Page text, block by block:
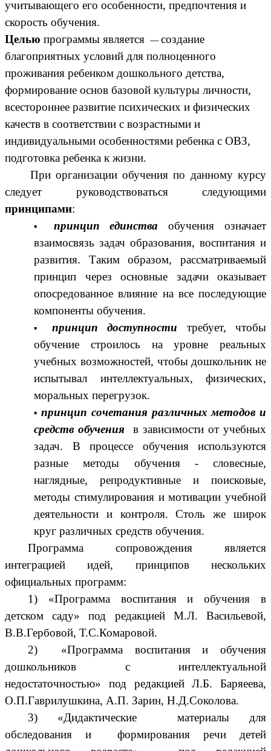
учитывающего его особенности, предпочтения и
скорость обучения.
Целью программы является —создание
благоприятных условий для полноценного
проживания ребенком дошкольного детства,
формирование основ базовой культуры личности,
всестороннее развитие психических и физических
качеств в соответствии с возрастными и
индивидуальными особенностями ребенка с ОВЗ,
подготовка ребенка к жизни.
При организации обучения по данному курсу
следует руководствоваться следующими
принципами:
принцип единства обучения означает
взаимосвязь задач образования, воспитания и
развития. Таким образом, рассматриваемый
принцип через основные задачи оказывает
опосредованное влияние на все последующие
компоненты обучения.
принцип доступности требует, чтобы
обучение строилось на уровне реальных
учебных возможностей, чтобы дошкольник не
испытывал интеллектуальных, физических,
моральных перегрузок.
принцип сочетания различных методов и
средств обучения в зависимости от учебных
задач. В процессе обучения используются
разные методы обучения - словесные,
наглядные, репродуктивные и поисковые,
методы стимулирования и мотивации учебной
деятельности и контроля. Столь же широк
круг различных средств обучения.
Программа сопровождения является
интеграцией идей, принципов нескольких
официальных программ:
1) «Программа воспитания и обучения в
детском саду» под редакцией М.Л. Васильевой,
В.В.Гербовой, Т.С.Комаровой.
2) «Программа воспитания и обучения
дошкольников с интеллектуальной
недостаточностью» под редакцией Л.Б. Баряеева,
О.П.Гаврилушкина, А.П. Зарин, Н.Д.Соколова.
3) «Дидактические материалы для
обследования и формирования речи детей